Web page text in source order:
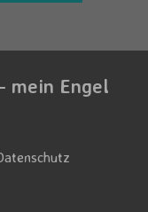
mein Engel